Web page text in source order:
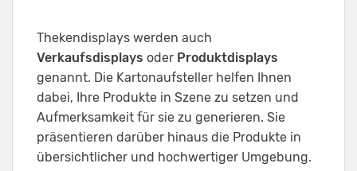
Thekendisplays werden auch
Verkaufsdisplays oder Produktdisplays
genannt. Die Kartonaufsteller helfen Ihnen
dabei, Ihre Produkte in Szene zu setzen und
Aufmerksamkeit für sie zu generieren. Sie
präsentieren darüber hinaus die Produkte in
übersichtlicher und hochwertiger Umgebung.